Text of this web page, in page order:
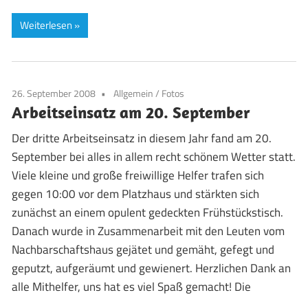
Weiterlesen
26. September 2008 Allgemein/ Fotos
Arbeitseinsatz am 20. September
Der dritte Arbeitseinsatz in diesem Jahr fand am 20.
September bei alles in allem recht schönem Wetter statt.
Viele kleine und große freiwillige Helfer trafen sich
gegen 10:00 vor dem Platzhaus und stärkten sich
zunächst an einem opulent gedeckten Frühstückstisch.
Danach wurde in Zusammenarbeit mit den Leuten vom
Nachbarschaftshaus gejätet und gemäht, gefegt und
geputzt, aufgeräumt und gewienert. Herzlichen Dank an
alle Mithelfer, uns hat es viel Spaß gemacht! Die